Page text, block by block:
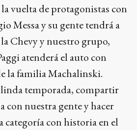
vuelta de protagonistas con
Messa y su gente tendrá a
Chevy y nuestro grupo,
atenderá el auto con
la familia Machalinski.
temporada, compartir
con nuestra gente y hacer
categoría con historia en el